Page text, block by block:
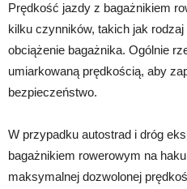
Prędkość jazdy z bagażnikiem
kilku czynników, takich jak
obciążenie bagażnika. Ogólnie
umiarkowaną prędkością, aby
bezpieczeństwo.
W przypadku autostrad i dróg
bagażnikiem rowerowym na
maksymalnej dozwolonej